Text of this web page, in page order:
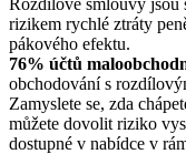
rizikem rychlé ztráty
pákového efektu.
76% účtů
obchodování s
Zamyslete se, zda
můžete dovolit riziko
dostupné v nabídce v